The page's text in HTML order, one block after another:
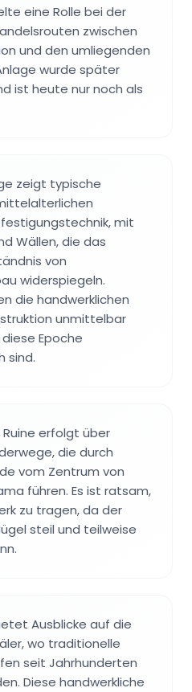
eine Rolle bei der
zwischen
und den umliegenden
wurde später
ist heute nur noch als
zeigt typische
mit
Wällen, die das
von
widerspiegeln.
die handwerklichen
unmittelbar
Epoche
sind.
Ruine erfolgt über
die durch
vom Zentrum von
führen. Es ist ratsam,
zu tragen, da der
steil und teilweise
Ausblicke auf die
wo traditionelle
seit Jahrhunderten
Diese handwerkliche